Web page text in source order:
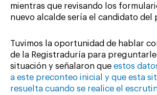
mientras que revisando los
nuevo alcalde sería el candidato del
Tuvimos la oportunidad de hablar
de la Registraduría para
situación y señalaron que estos
a este preconteo inicial y que esta
resuelta cuando se realice el